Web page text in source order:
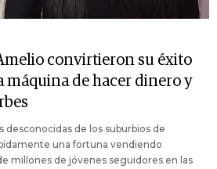
convirtieron su éxito
máquina de hacer dinero y
desconocidas de los suburbios de
una fortuna vendiendo
millones de jóvenes seguidores en las